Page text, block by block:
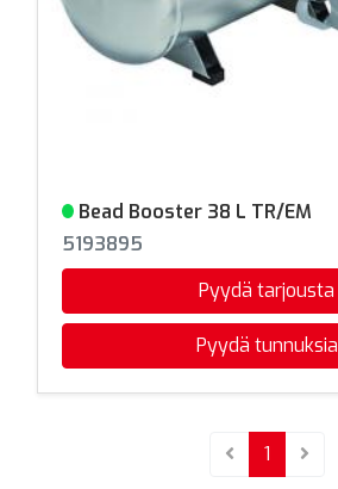
Varastossa
Bead Booster 38 L TR/EM
5193895
Pyydä tarjousta
Pyydä tunnuksia
1(current)